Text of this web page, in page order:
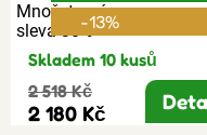
Množstevní
sleva 30%-13%
Skladem 10 kusů
2 518 Kč
2 180 Kč